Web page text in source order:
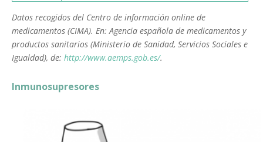
Datos recogidos del Centro de información online de
medicamentos (CIMA). En: Agencia española de medicamentos y
productos sanitarios (Ministerio de Sanidad, Servicios Sociales e
Igualdad), de: http://www.aemps.gob.es/.
Inmunosupresores